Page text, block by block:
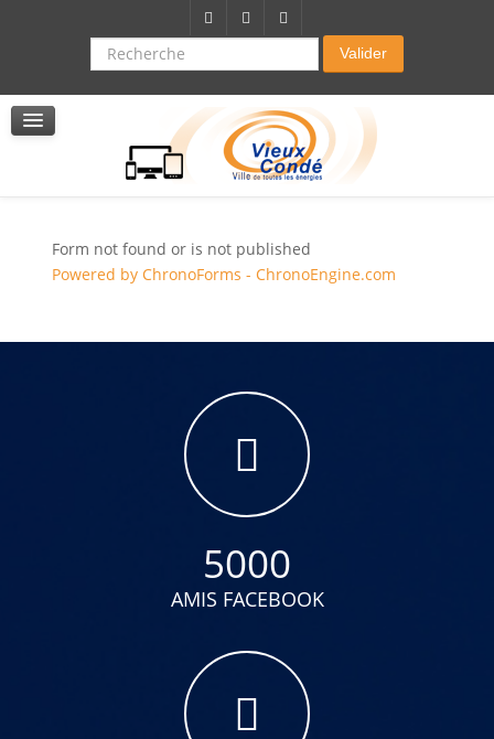
Recherche Valider
La résidence autonomie
Service de soins infirmers à domicile
Service d'aide à domicile
Pole multi services accompagnement seniors
Form not found or is not published
Powered by ChronoForms - ChronoEngine.com
5000
AMIS FACEBOOK